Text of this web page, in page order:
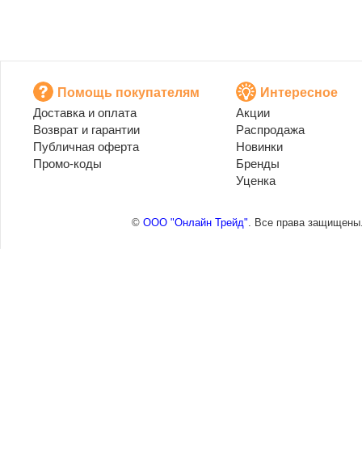
Помощь покупателям
Доставка и оплата
Возврат и гарантии
Публичная оферта
Промо-коды
Интересное
Акции
Распродажа
Новинки
Бренды
Уценка
© ООО "Онлайн Трейд". Все права